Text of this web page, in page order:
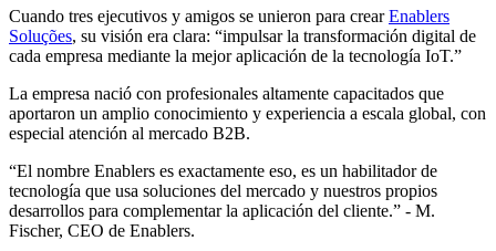
Cuando tres ejecutivos y amigos se unieron para crearEnablers
Soluções, su visión era clara: “impulsar la transformación digital de
cada empresa mediante la mejor aplicación de la tecnología IoT.”
La empresa nació con profesionales altamente capacitados que
aportaron un amplio conocimiento y experiencia a escala global, con
especial atención al mercado B2B.
“El nombre Enablers es exactamente eso, es un habilitador de
tecnología que usa soluciones del mercado y nuestros propios
desarrollos para complementar la aplicación del cliente.” - M.
Fischer, CEO de Enablers.